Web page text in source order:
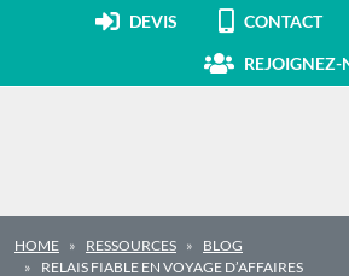
DEVIS CONTACT
REJOIGNEZ-
HOME RESSOURCES
BLOG
RELAIS FIABLE EN VOYAGE D’AFFAIRES